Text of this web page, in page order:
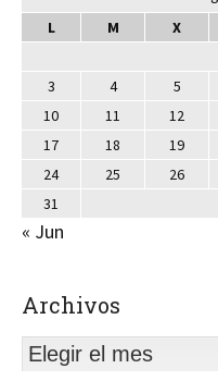
L
M X
3
4 5
10
11 12
17
18 19
24
25 26
31
« Jun
Archivos
Elegir el mes